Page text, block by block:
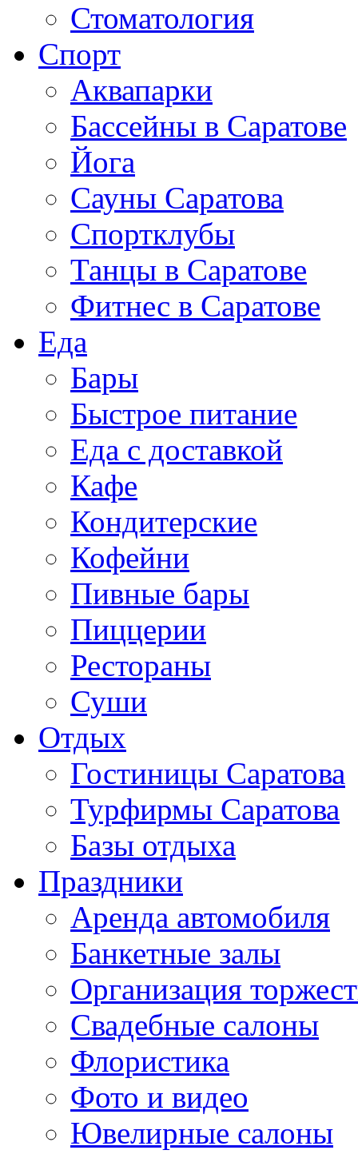
Стоматология
Спорт
Аквапарки
Бассейны в Саратове
Йога
Сауны Саратова
Спортклубы
Танцы в Саратове
Фитнес в Саратове
Еда
Бары
Быстрое питание
Еда с доставкой
Кафе
Кондитерские
Кофейни
Пивные бары
Пиццерии
Рестораны
Суши
Отдых
Гостиницы Саратова
Турфирмы Саратова
Базы отдыха
Праздники
Аренда автомобиля
Банкетные залы
Организация
Свадебные салоны
Флористика
Фото и видео
Ювелирные салоны